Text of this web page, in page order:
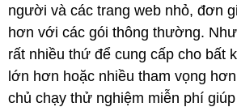
người và các trang web nhỏ, đơn
hơn với các gói thông thường.
rất nhiều thứ để cung cấp cho bất
lớn hơn hoặc nhiều tham vọng
chủ chạy thử nghiệm miễn phí